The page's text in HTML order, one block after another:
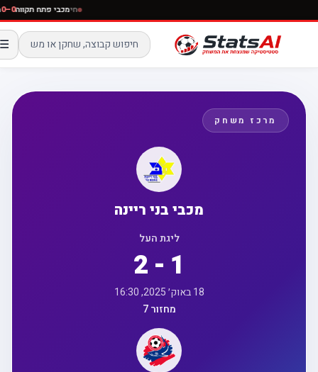
חימכבי פתח תקווה0–0
☰
מרכז משחק
מכבי בני ריינה
ליגת העל
2 - 1
18 באוק׳ 2025, 16:30
מחזור 7